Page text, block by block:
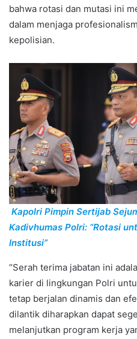
bahwa rotasi dan mutasi ini
dalam menjaga
kepolisian.
Kapolri Pimpin Sertijab
Kadivhumas Polri: “Rotasi
Institusi”
“Serah terima jabatan ini
karier di lingkungan Polri
tetap berjalan dinamis dan
dilantik diharapkan dapat
melanjutkan program kerja